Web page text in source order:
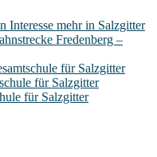
mehr in Salzgitter
Fredenberg –
für Salzgitter
für Salzgitter
für Salzgitter